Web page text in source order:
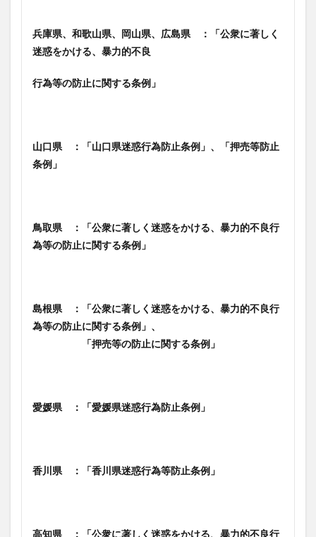
兵庫県、和歌山県、岡山県、広島県 ：「公衆に著しく
迷惑をかける、暴力的不良
行為等の防止に関する条例」
山口県 ：「山口県迷惑行為防止条例」、「押売等防止
条例」
鳥取県 ：「公衆に著しく迷惑をかける、暴力的不良行
為等の防止に関する条例」
島根県 ：「公衆に著しく迷惑をかける、暴力的不良行
為等の防止に関する条例」、
「押売等の防止に関する条例」
愛媛県 ：「愛媛県迷惑行為防止条例」
香川県 ：「香川県迷惑行為等防止条例」
高知県 ：「公衆に著しく迷惑をかける、暴力的不良行